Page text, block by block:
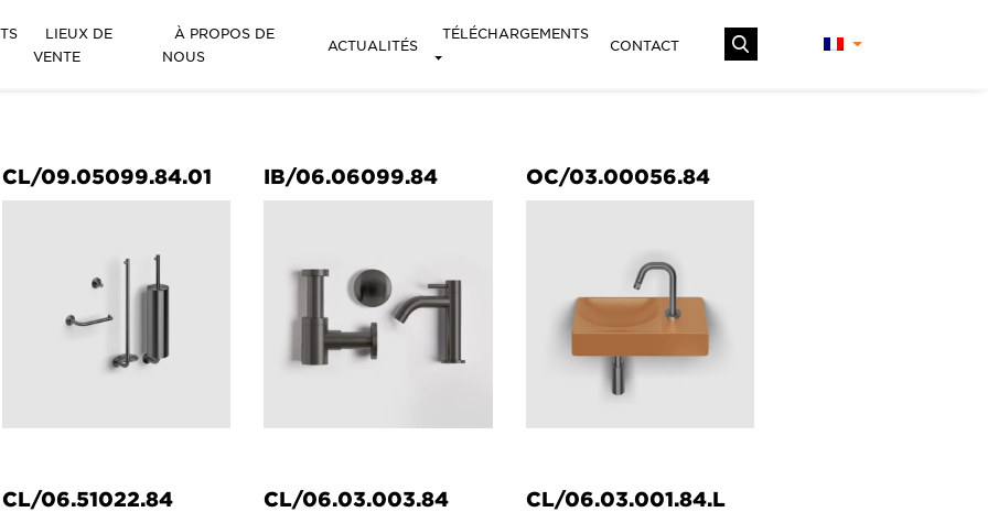
LIEUX DE
VENTE
À PROPOS DE
NOUS
ACTUALITÉS
TÉLÉCHARGEMENTS
CONTACT
CL/09.05099.84.01 IB/06.06099.84 OC/03.00056.84
CL/06.51022.84 CL/06.03.003.84 CL/06.03.001.84.L